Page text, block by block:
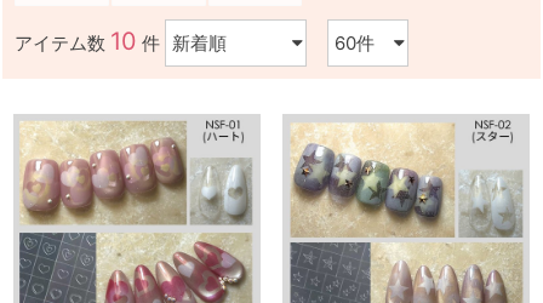
アイテム数 10 件